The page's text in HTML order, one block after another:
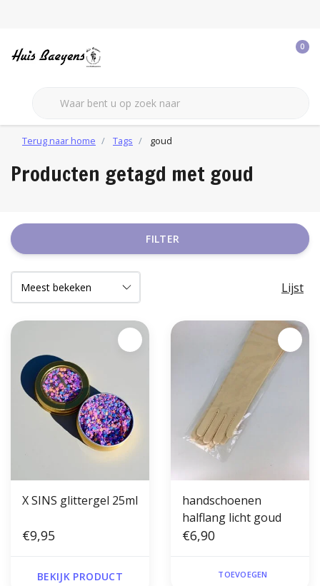
0
Terug naar home Tags goud
Producten getagd met goud
FILTER
Lijst
X SINS glittergel 25ml
€9,95
BEKIJK PRODUCT
handschoenen
halflang licht goud
€6,90
TOEVOEGEN